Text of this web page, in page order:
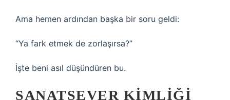
Ama hemen ardından başka bir soru geldi:
“Ya fark etmek de zorlaşırsa?”
İşte beni asıl düşündüren bu.
SANATSEVER KIMLIĞI